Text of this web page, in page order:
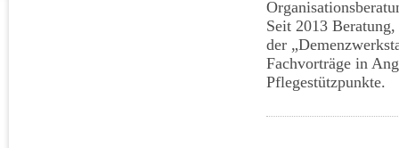
Seit 2013
der
Fachvorträge in
Pflegestützpunkte.